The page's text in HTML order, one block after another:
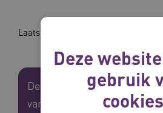
Laatst bijgewerkt op: 22-05-2025
De veranderaanpak naar
van deuren kan vele
Deze
gebruik